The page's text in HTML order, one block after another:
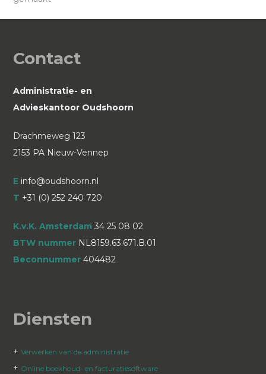
Contact
Administratie- en
Advieskantoor Oudshoorn
Drachmeweg 123
2153 PA Nieuw-Vennep
E info@oudshoorn.nl
T +31 (0) 252 240 720
K.v.K. Amsterdam 34 25 08 02
BTW nummer NL8159.63.671.B.01
Beconnummer 404482
Diensten
+Verwerken van de administratie
+ Online boekhoud- en facturatiesoftware